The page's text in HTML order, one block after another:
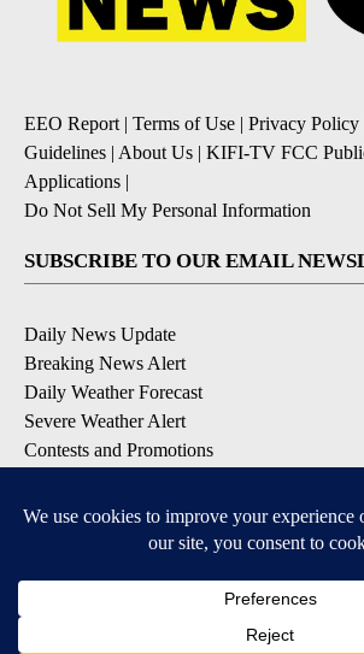
EEO Report| Terms of Use | Privacy Policy
Guidelines | About Us | KIFI-TV FCC
Applications |
Do Not Sell My Personal Information
SUBSCRIBE TO OUR EMAIL
Daily News Update
Breaking News Alert
Daily Weather Forecast
Severe Weather Alert
Contests and Promotions